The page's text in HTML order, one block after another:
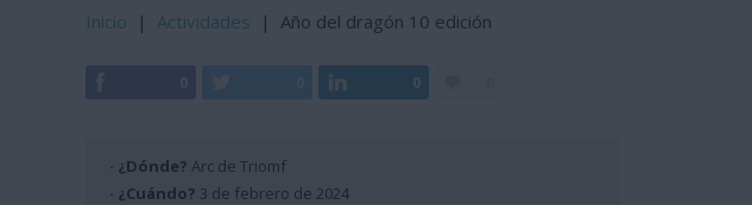
Inicio | Actividades | Año del dragón 10 edición
0
· ¿Dónde? Arc de Triomf
· ¿Cuándo? 3 de febrero de 2024